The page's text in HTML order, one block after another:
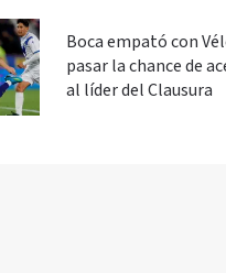
Boca empató con
pasar la chance de
al líder del Clausura